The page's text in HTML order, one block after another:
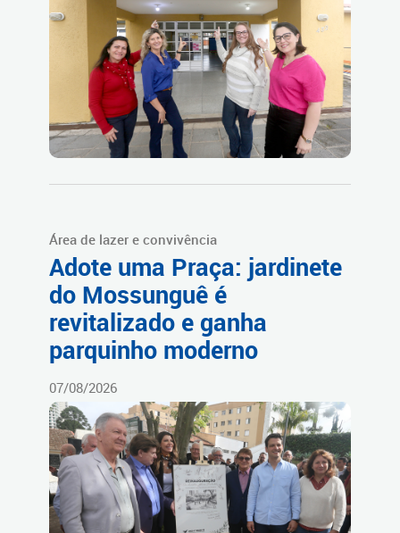
Área de lazer e convivência
Adote uma Praça: jardinete
do Mossunguê é
revitalizado e ganha
parquinho moderno
07/08/2026